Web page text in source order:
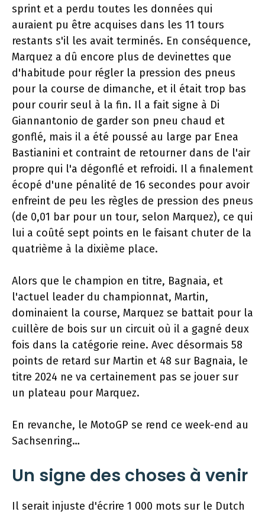
sprint et a perdu toutes les données qui
auraient pu être acquises dans les 11 tours
restants s'il les avait terminés. En conséquence,
Marquez a dû encore plus de devinettes que
d'habitude pour régler la pression des pneus
pour la course de dimanche, et il était trop bas
pour courir seul à la fin. Il a fait signe à Di
Giannantonio de garder son pneu chaud et
gonflé, mais il a été poussé au large par Enea
Bastianini et contraint de retourner dans de l'air
propre qui l'a dégonflé et refroidi. Il a finalement
écopé d'une pénalité de 16 secondes pour avoir
enfreint de peu les règles de pression des pneus
(de 0,01 bar pour un tour, selon Marquez), ce qui
lui a coûté sept points en le faisant chuter de la
quatrième à la dixième place.
Alors que le champion en titre, Bagnaia, et
l'actuel leader du championnat, Martin,
dominaient la course, Marquez se battait pour la
cuillère de bois sur un circuit où il a gagné deux
fois dans la catégorie reine. Avec désormais 58
points de retard sur Martin et 48 sur Bagnaia, le
titre 2024 ne va certainement pas se jouer sur
un plateau pour Marquez.
En revanche, le MotoGP se rend ce week-end au
Sachsenring…
Un signe des choses à venir
Il serait injuste d'écrire 1 000 mots sur le Dutch